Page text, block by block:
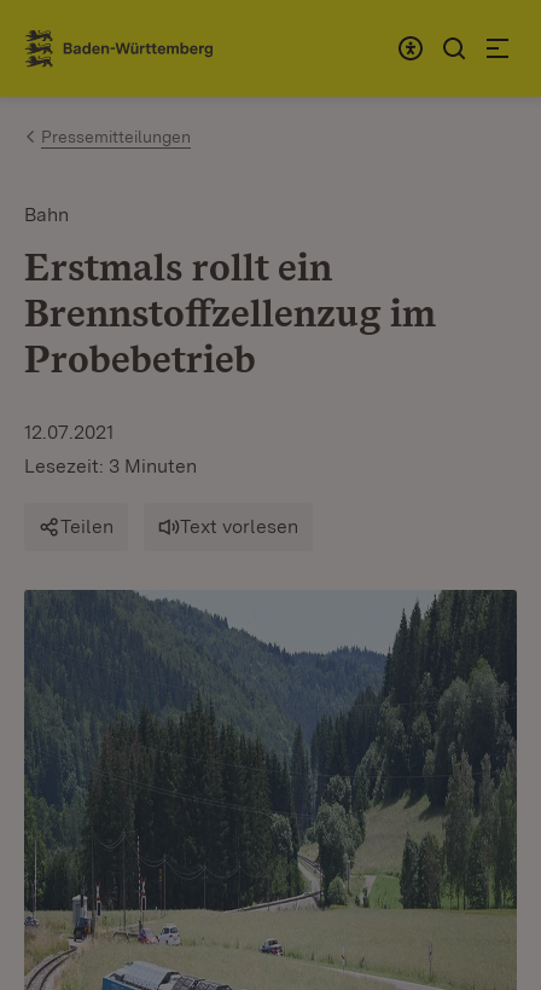
Zum Inhalt springen
Link zur Startseite
Pressemitteilungen
Bahn
Erstmals rollt ein
Brennstoffzellenzug im
Probebetrieb
12.07.2021
Lesezeit: 3 Minuten
Teilen Text vorlesen